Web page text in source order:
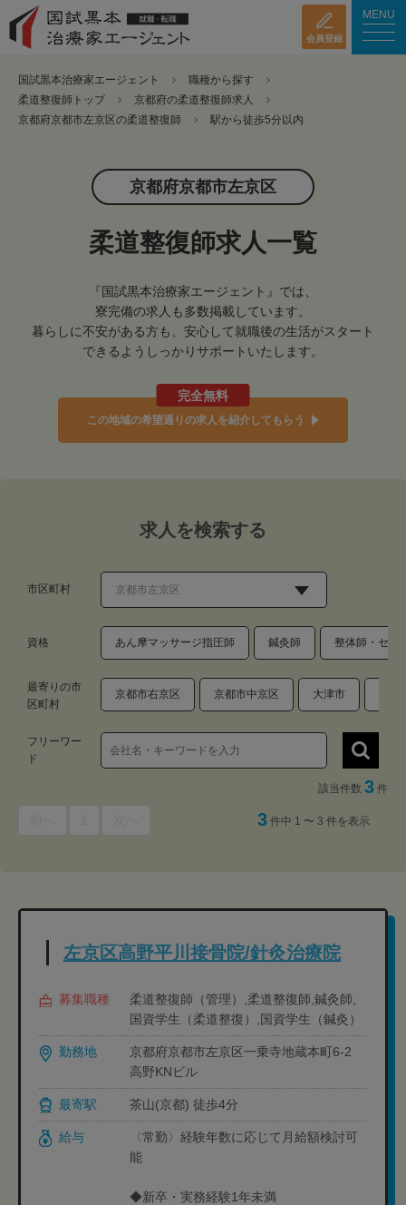
会員登録
MENU
国試黒本治療家エージェント
職種から探す
柔道整復師トップ
京都府の柔道整復師求人
京都府京都市左京区の柔道整復師
駅から徒歩5分以内
京都府京都市左京区
柔道整復師求人一覧
『国試黒本治療家エージェント』では、
寮完備の求人も多数掲載しています。
暮らしに不安がある方も、安心して就職後の生活がスタート
できるようしっかりサポートいたします。
完全無料
この地域の希望通りの求人を紹介してもらう
求人を検索する
市区町村
資格 あん摩マッサージ指圧師 鍼灸師 整体師・セラ
最寄りの市
区町村
京都市右京区 京都市中京区 大津市
フリーワー
ド
該当件数 3 件
3 件中 1 〜 3 件を表示
左京区高野平川接骨院/針灸治療院
募集職種
柔道整復師（管理）,柔道整復師,鍼灸師,
国資学生（柔道整復）,国資学生（鍼灸）
勤務地
京都府京都市左京区一乗寺地蔵本町6-2
高野KNビル
最寄駅 茶山(京都) 徒歩4分
給与
〈常勤〉経験年数に応じて月給額検討可
能
◆新卒・実務経験1年未満